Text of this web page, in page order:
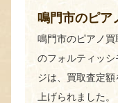
鳴門市のピア
鳴門市のピアノ
のフォルティッ
ジは、買取査定
上げられました。